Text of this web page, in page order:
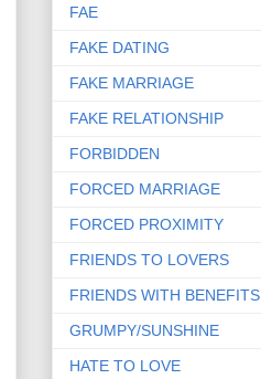
FAE
FAKE DATING
FAKE MARRIAGE
FAKE RELATIONSHIP
FORBIDDEN
FORCED MARRIAGE
FORCED PROXIMITY
FRIENDS TO LOVERS
FRIENDS WITH BENEFITS
GRUMPY/SUNSHINE
HATE TO LOVE